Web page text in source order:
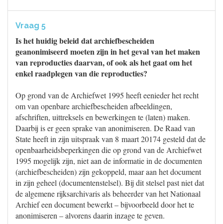
Vraag 5
Is het huidig beleid dat archiefbescheiden
geanonimiseerd moeten zijn in het geval van het maken
van reproducties daarvan, of ook als het gaat om het
enkel raadplegen van die reproducties?
Op grond van de Archiefwet 1995 heeft eenieder het recht
om van openbare archiefbescheiden afbeeldingen,
afschriften, uittreksels en bewerkingen te (laten) maken.
Daarbij is er geen sprake van anonimiseren. De Raad van
State heeft in zijn uitspraak van 8 maart 20174 gesteld dat de
openbaarheidsbeperkingen die op grond van de Archiefwet
1995 mogelijk zijn, niet aan de informatie in de documenten
(archiefbescheiden) zijn gekoppeld, maar aan het document
in zijn geheel (documentenstelsel). Bij dit stelsel past niet dat
de algemene rijksarchivaris als beheerder van het Nationaal
Archief een document bewerkt – bijvoorbeeld door het te
anonimiseren – alvorens daarin inzage te geven.